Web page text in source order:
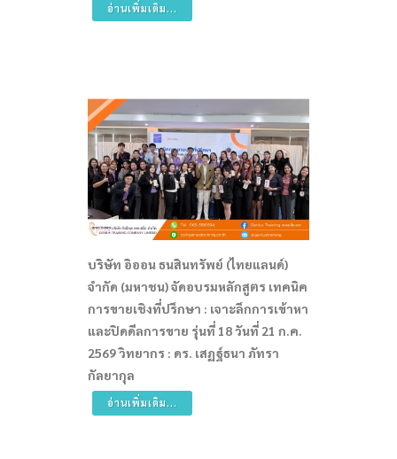
อ่านเพิ่มเติม...
บริษัท อิออน ธนสินทรัพย์ (ไทยแลนด์)
จำกัด (มหาชน) จัดอบรมหลักสูตร เทคนิค
การขายเชิงที่ปรึกษา : เจาะลึกการเข้าหา
และปิดดีลการขาย รุ่นที่ 18 วันที่ 21 ก.ค.
2569 วิทยากร : ดร. เสฏฐ์ธนา ภัทรา
กัลยากุล
อ่านเพิ่มเติม...